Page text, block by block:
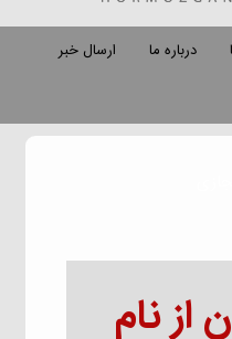
درباره ما
ارسال خبر
از نام